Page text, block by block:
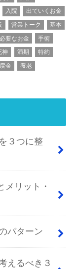
入院
出ていくお金
営業トーク
基本
必要なお金
手術
神 満期
特約
金 養老
３つに整
メリット・
パターン
えるべき３